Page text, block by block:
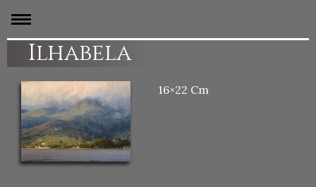
Ilhabela
16×22 Cm